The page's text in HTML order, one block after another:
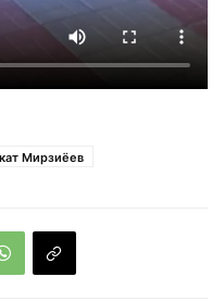
Мирзиёев